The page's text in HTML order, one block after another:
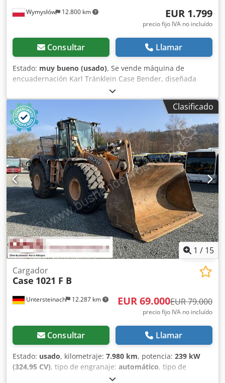
Wymysłów 12.800 km EUR 1.799
precio fijo IVA no incluído
Consultar Llamar
Estado: muy bueno (usado), Se vende máquina de
encuadernación Karl Tränklein Case Bender, diseñada
para dar forma y curvar los lomos de las cubiertas de
libros de tapa dura. El dispositivo proporciona a las
cubiertas el radio adecuado, lo que permite que se ajusten
perfectamente al bloque del libro. La máquina está
equipada con rodillos ajustables que permiten adaptarse
a diferentes grosores de cubiertas. Su robusta estructura
de hierro fundido garantiza una alta precisión y una larga
vida útil. Datos técnicos: Fabricante: Karl Tränklein Tipo:
Case Bender / máquina para dar forma a lomos Ancho de
trabajo: aprox. 600 mm Ajuste de la presión de los rodillos
Estructura estable de hierro fundido Accionamiento
eléctrico Mesa de trabajo Estado: usada Aplicaciones:
producción de libros de tapa dura, encuadernaciones,
imprentas, empresas de artes gráficas, producción de
álbumes, catálogos y encuadernaciones. Djdsziwnbjpfx
Aahsck
Clasificado
1 / 15
Untersteinach 12.287 km
Cargador
Case 1021 F B
EUR 69.000EUR 79.000
precio fijo IVA no incluído
Consultar Llamar
Estado: usado, kilometraje: 7.980 km, potencia: 239 kW
(324,95 CV), tipo de engranaje: automático, tipo de
amarillo